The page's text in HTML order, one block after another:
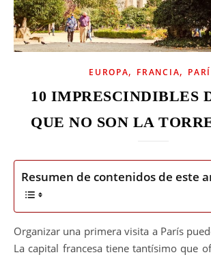
EUROPA, FRANCIA,
10 IMPRESCINDIBLES
QUE NO SON LA
Resumen de contenidos de este
Organizar una primera visita a París puede ser abrumador.
La capital francesa tiene tantísimo que